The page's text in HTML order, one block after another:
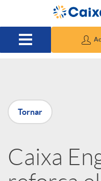
Salta al contingut principal
P
u
b
Tornar
Caixa